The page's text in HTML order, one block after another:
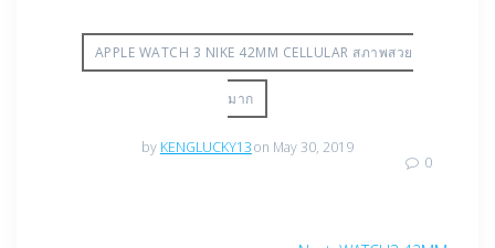
APPLE WATCH 3 NIKE 42MM CELLULAR สภาพสวย
มาก
by KENGLUCKY13on May 30, 2019
0